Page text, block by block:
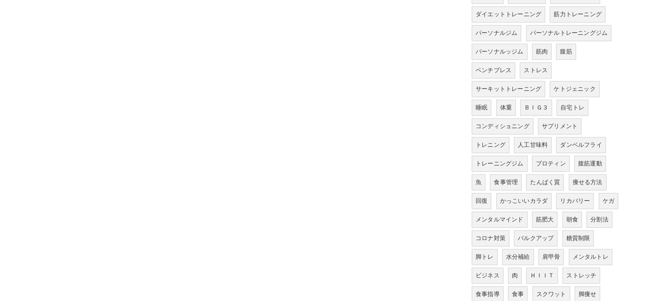
ダイエットトレーニング 筋力トレーニング
パーソナルジム パーソナルトレーニングジム
パーソナルッジム 筋肉 腹筋
ベンチプレス ストレス
サーキットトレーニング ケトジェニック
睡眠 体重 ＢＩＧ３ 自宅トレ
コンディショニング サプリメント
トレニング 人工甘味料 ダンベルフライ
トレーニングジム プロティン 腹筋運動
魚 食事管理 たんぱく質 痩せる方法
回復 かっこいいカラダ リカバリー ケガ
メンタルマインド 筋肥大 朝食 分割法
コロナ対策 バルクアップ 糖質制限
脚トレ 水分補給 肩甲骨 メンタルトレ
ビジネス 肉 ＨＩＩＴ ストレッチ
食事指導 食事 スクワット 脚痩せ